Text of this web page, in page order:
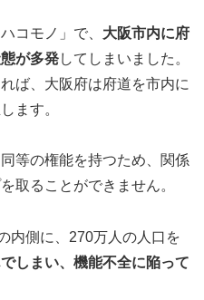
コモノ」で、 大阪市内に府
が多発してしまいました。
ば、大阪府は府道を市内に
ます。
等の権能を持つため、関係
取ることができません。
内側に、270万人の人口を
しまい、機能不全に陥って